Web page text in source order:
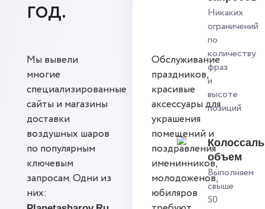
год.
Никаких
ограничений
по
количеству
фраз
и
высоте
позиций
объем
Выполняем
свыше
50
Мы вывели
многие
специализированные
сайты и магазины
доставки
воздушных шаров
по популярным
ключевым
запросам. Одни из
них:
Обслуживание
праздников,
красивые
аксессуары для
украшения
помещений и
поздравления
именинников,
молодоженов,
юбиляров